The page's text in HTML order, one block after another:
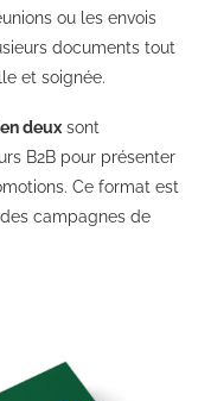
ou les envois
documents tout
et soignée.
deux sont
B2B pour présenter
Ce format est
campagnes de